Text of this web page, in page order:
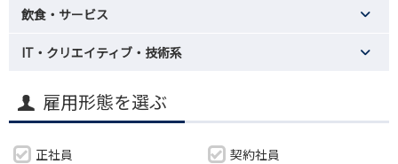
飲食・サービス
IT・クリエイティブ・技術系
雇用形態を選ぶ
正社員
契約社員